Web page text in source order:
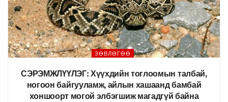
ЗӨВЛӨГӨӨ
СЭРЭМЖЛҮҮЛЭГ: Хүүхдийн тоглоомын талбай,
ногоон байгууламж, айлын хашаанд бамбай
хоншоорт могой элбэгшиж магадгүй байна